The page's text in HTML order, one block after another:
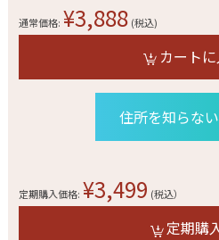
通常価格: ¥3,888 (税込)
カート
住所を知らな
定期購入価格: ¥3,499 (税込）
定期購